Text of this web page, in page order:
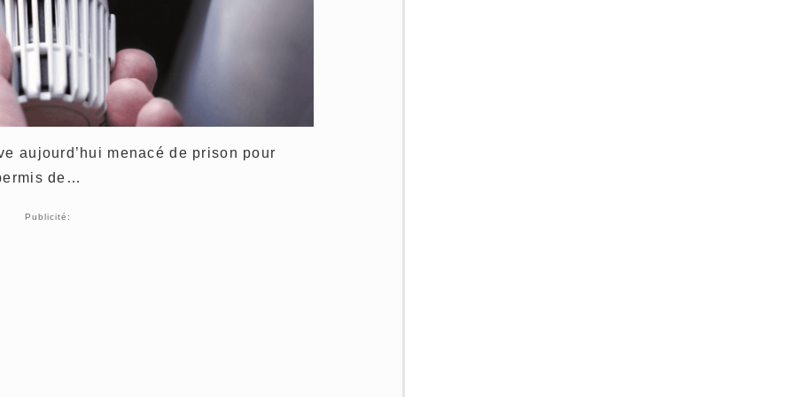
aujourd’hui menacé de prison pour
de…
Publicité: